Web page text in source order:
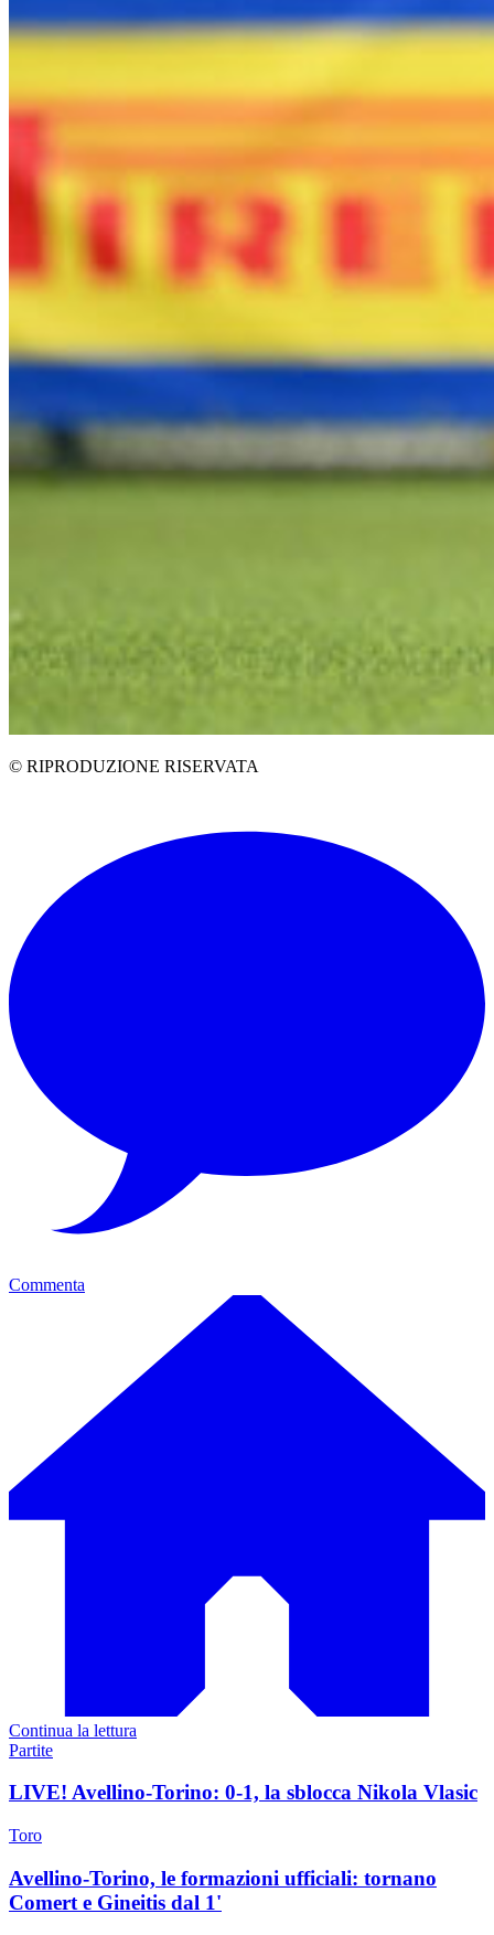
© RIPRODUZIONE RISERVATA
Commenta
Continua la lettura
Partite
LIVE! Avellino-Torino: 0-1, la sblocca Nikola Vlasic
Toro
Avellino-Torino, le formazioni ufficiali: tornano
Comert e Gineitis dal 1'